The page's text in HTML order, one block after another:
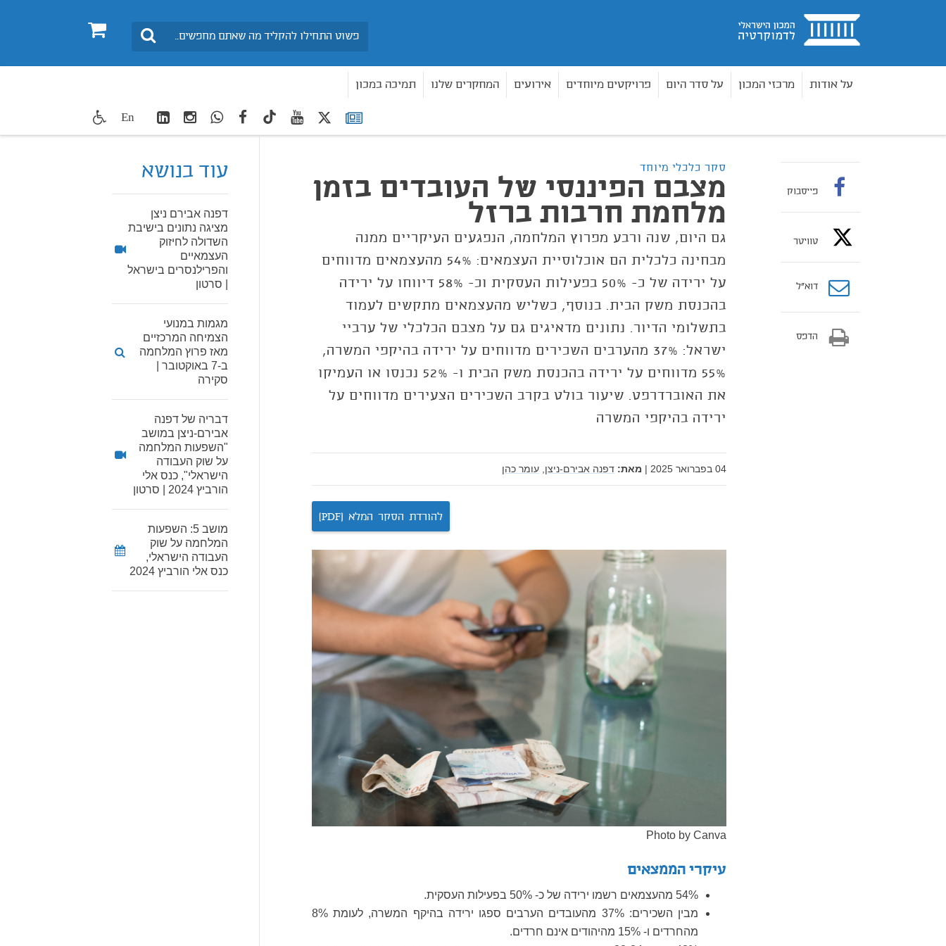
בית 0 חיפוש
על אודות מרכזי המכון על סדר היום פרויקטים מיוחדים אירועים המחקרים שלנו תמיכה במכון
רשימת
תפוצה
twitter
youtube
TikTok
facebook
WhatsApp
Instagram
LinkedIn
En
סקר כלכלי מיוחד
מצבם הפיננסי של העובדים בזמן
מלחמת חרבות ברזל
גם היום, שנה ורבע מפרוץ המלחמה, הנפגעים העיקריים ממנה
מבחינה כלכלית הם אוכלוסיית העצמאים: 54% מהעצמאים מדווחים
על ירידה של כ- 50% בפעילות העסקית וכ- 58% דיווחו על ירידה
בהכנסת משק הבית. בנוסף, כשליש מהעצמאים מתקשים לעמוד
בתשלומי הדיור. נתונים מדאיגים גם על מצבם הכלכלי של ערביי
ישראל: 37% מהערבים השכירים מדווחים על ירידה בהיקפי המשרה,
55% מדווחים על ירידה בהכנסת משק הבית ו- 52% נכנסו או העמיקו
את האוברדרפט. שיעור בולט בקרב השכירים הצעירים מדווחים על
ירידה בהיקפי המשרה
04 בפברואר 2025 | מאת: דפנה אבירם-ניצן, עומר כהן
להורדת הסקר המלא (PDF)
Photo by Canva
עיקרי הממצאים
54% מהעצמאים רשמו ירידה של כ- 50% בפעילות העסקית.
מבין השכירים: 37% מהעובדים הערבים ספגו ירידה בהיקף המשרה, לעומת 8%
מהחרדים ו- 15% מהיהודים אינם חרדים.
פייסבוק
טוויטר
דוא”ל
הדפס
עוד בנושא
דפנה אבירם ניצן
מציגה נתונים בישיבת
השדולה לחיזוק
העצמאיים
והפרילנסרים בישראל
| סרטון
מגמות במנועי
הצמיחה המרכזיים
מאז פרוץ המלחמה
ב-7 באוקטובר |
סקירה
דבריה של דפנה
אבירם-ניצן במושב
"השפעות המלחמה
על שוק העבודה
הישראלי", כנס אלי
הורביץ 2024 | סרטון
מושב 5: השפעות
המלחמה על שוק
העבודה הישראלי,
כנס אלי הורביץ 2024